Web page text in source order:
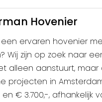
Hovenier
een ervaren hovenier
Wij zijn op zoek naar
alleen aanstuurt,
projecten in
en € 3.700,-,